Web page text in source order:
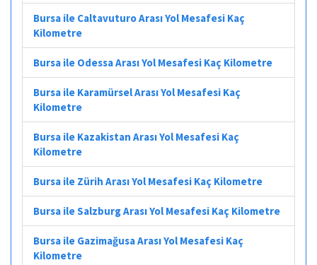
Bursa ile Caltavuturo Arası Yol Mesafesi Kaç
Kilometre
Bursa ile Odessa Arası Yol Mesafesi Kaç Kilometre
Bursa ile Karamürsel Arası Yol Mesafesi Kaç
Kilometre
Bursa ile Kazakistan Arası Yol Mesafesi Kaç
Kilometre
Bursa ile Zürih Arası Yol Mesafesi Kaç Kilometre
Bursa ile Salzburg Arası Yol Mesafesi Kaç Kilometre
Bursa ile Gazimağusa Arası Yol Mesafesi Kaç
Kilometre